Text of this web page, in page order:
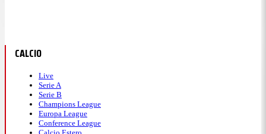
CALCIO
Live
Serie A
Serie B
Champions League
Europa League
Conference League